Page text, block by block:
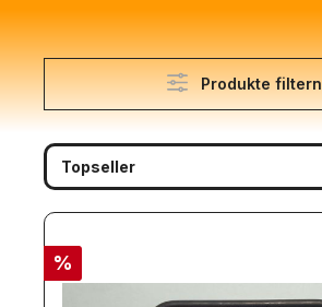
Produkte filtern
%